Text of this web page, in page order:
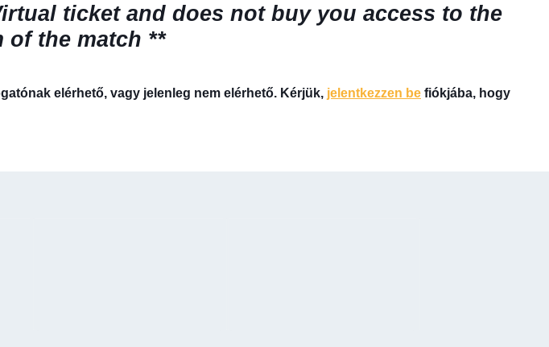
ticket and does notbuy you access to the
of the match **
elérhető, vagy jelenleg nem elérhető. Kérjük, jelentkezzen be fiókjába, hogy